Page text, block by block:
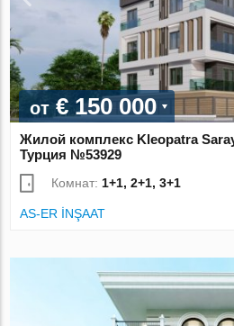
от € 150 000
Жилой комплекс Kleopatra
Турция №53929
Комнат:1+1, 2+1, 3+1
AS-ER İNŞAAT